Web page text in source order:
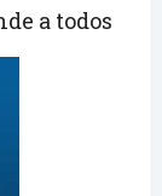
a todos